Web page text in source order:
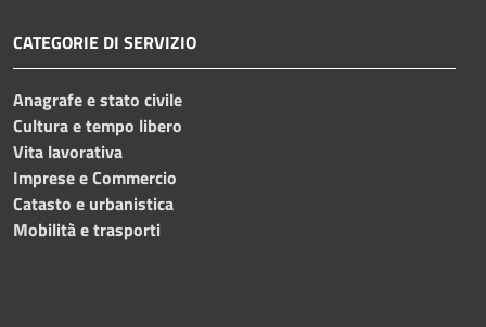
CATEGORIE DI SERVIZIO
Anagrafe e stato civile
Cultura e tempo libero
Vita lavorativa
Imprese e Commercio
Catasto e urbanistica
Mobilità e trasporti